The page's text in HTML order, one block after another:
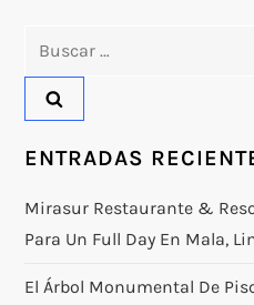
ENTRADAS
Mirasur Restaurante &
Para Un Full Day En Mala,
El Árbol Monumental De